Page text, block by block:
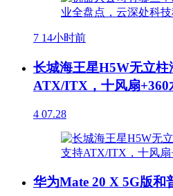
7 14小时前
长城海王星H5W无立
ATX/ITX，十风扇+360
4 07.28
华为Mate 20 X 5G版和